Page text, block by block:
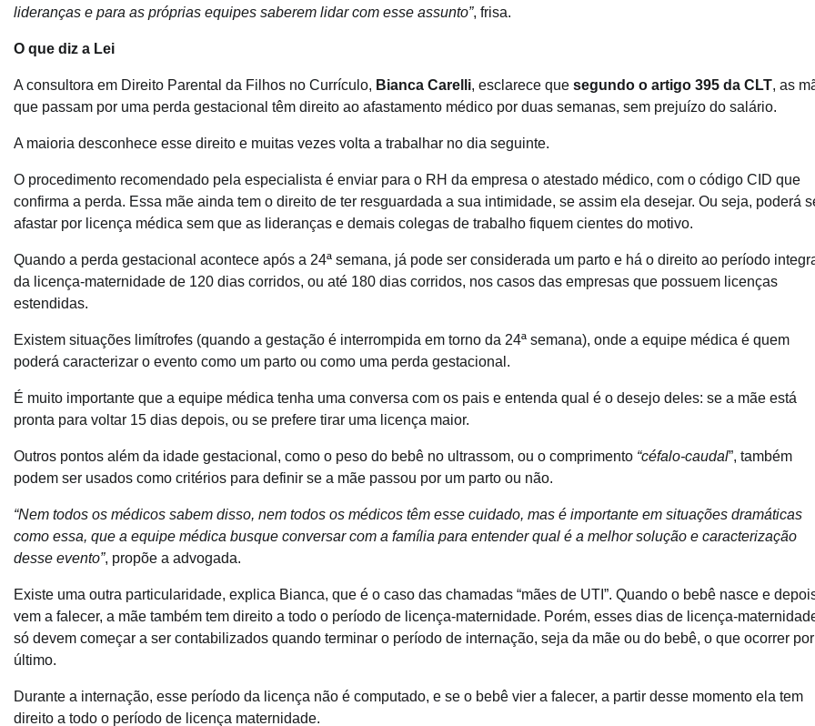
lideranças e para as próprias equipes saberem lidar com esse assunto”, frisa.
O que diz a Lei
A consultora em Direito Parental da Filhos no Currículo, Bianca Carelli, esclarece que segundo o artigo 395 da CLT, as
que passam por uma perda gestacional têm direito ao afastamento médico por duas semanas, sem prejuízo do salário.
A maioria desconhece esse direito e muitas vezes volta a trabalhar no dia seguinte.
O procedimento recomendado pela especialista é enviar para o RH da empresa o atestado médico, com o código CID que
confirma a perda. Essa mãe ainda tem o direito de ter resguardada a sua intimidade, se assim ela desejar. Ou seja, poderá
afastar por licença médica sem que as lideranças e demais colegas de trabalho fiquem cientes do motivo.
Quando a perda gestacional acontece após a 24ª semana, já pode ser considerada um parto e há o direito ao período
da licença-maternidade de 120 dias corridos, ou até 180 dias corridos, nos casos das empresas que possuem licenças
estendidas.
Existem situações limítrofes (quando a gestação é interrompida em torno da 24ª semana), onde a equipe médica é quem
poderá caracterizar o evento como um parto ou como uma perda gestacional.
É muito importante que a equipe médica tenha uma conversa com os pais e entenda qual é o desejo deles: se a mãe está
pronta para voltar 15 dias depois, ou se prefere tirar uma licença maior.
Outros pontos além da idade gestacional, como o peso do bebê no ultrassom, ou o comprimento “céfalo-caudal”, também
podem ser usados como critérios para definir se a mãe passou por um parto ou não.
“Nem todos os médicos sabem disso, nem todos os médicos têm esse cuidado, mas é importante em situações dramáticas
como essa, que a equipe médica busque conversar com a família para entender qual é a melhor solução e caracterização
desse evento”, propõe a advogada.
Existe uma outra particularidade, explica Bianca, que é o caso das chamadas “mães de UTI”. Quando o bebê nasce e
vem a falecer, a mãe também tem direito a todo o período de licença-maternidade. Porém, esses dias de licença-
só devem começar a ser contabilizados quando terminar o período de internação, seja da mãe ou do bebê, o que ocorrer por
último.
Durante a internação, esse período da licença não é computado, e se o bebê vier a falecer, a partir desse momento ela tem
direito a todo o período de licença maternidade.